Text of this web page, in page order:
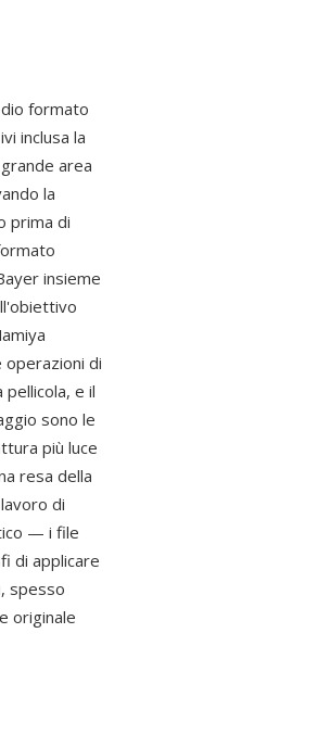
formato
inclusa la
area
la
prima di
insieme
operazioni di
e il
sono le
più luce
resa della
di
— i file
di applicare
spesso
originale